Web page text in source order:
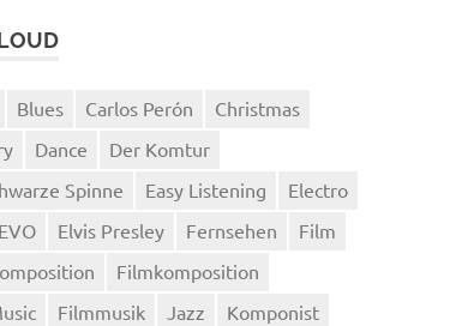
Blues Carlos Perón
Christmas
Dance
Der Komtur
Spinne
Easy Listening
Electro
Elvis Presley Fernsehen
Film
Filmkomposition
Filmmusik Jazz
Komponist